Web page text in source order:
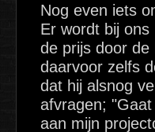
Nog even iets
Er wordt bij
de prijs door
daarvoor zelfs
dat hij alsnog
afvragen;
aan mijn